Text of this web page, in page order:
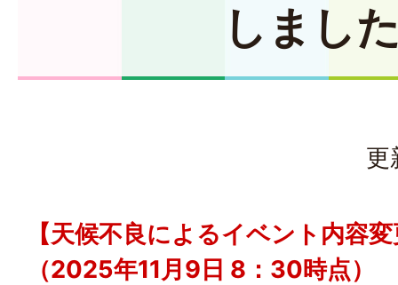
しまし
更
【天候不良によるイベント内容
（2025年11月9日 8：30時点）